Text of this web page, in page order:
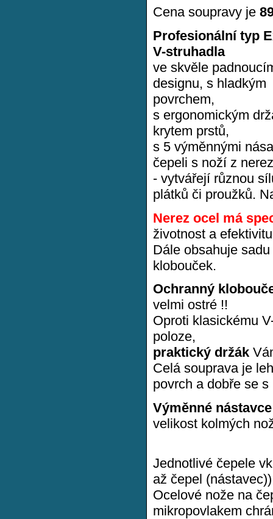
Cena soupravy je
Profesionální typ
V-struhadla
ve skvěle
designu, s hladkým
povrchem,
s ergonomickým
krytem prstů,
s 5 výměnnými
čepeli s noží z
- vytvářejí různou
plátků či proužků.
Nerez ocel má
životnost a
Dále obsahuje
klobouček.
Ochranný
velmi ostré !!
Oproti klasickému
poloze,
praktický držák
Celá souprava je
povrch a dobře se
Výměnné nástavce
velikost kolmých
Jednotlivé čepele
až čepel
Ocelové nože na
mikropovlakem